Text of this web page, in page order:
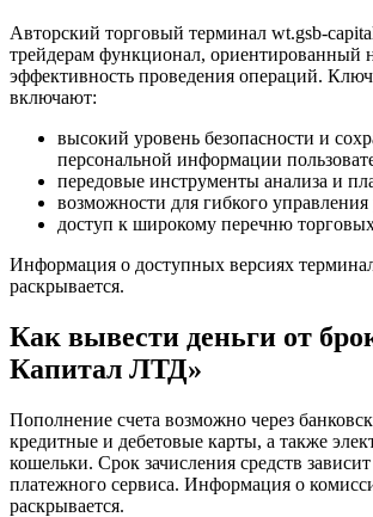
Авторский торговый терминал wt.gsb-
трейдерам функционал, ориентированный
эффективность проведения операций.
включают:
высокий уровень безопасности и
персональной информации
передовые инструменты анализа и
возможности для гибкого
доступ к широкому перечню
Информация о доступных версиях
раскрывается.
Как вывести деньги от
Капитал ЛТД»
Пополнение счета возможно через
кредитные и дебетовые карты, а также
кошельки. Срок зачисления средств
платежного сервиса. Информация о
раскрывается.